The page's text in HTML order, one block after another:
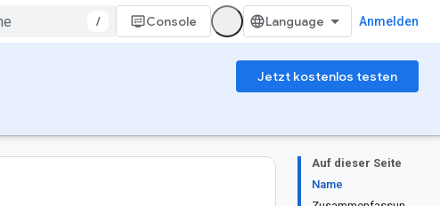
/ Console Anmelden
Jetzt kostenlos testen
Auf dieser Seite
Name